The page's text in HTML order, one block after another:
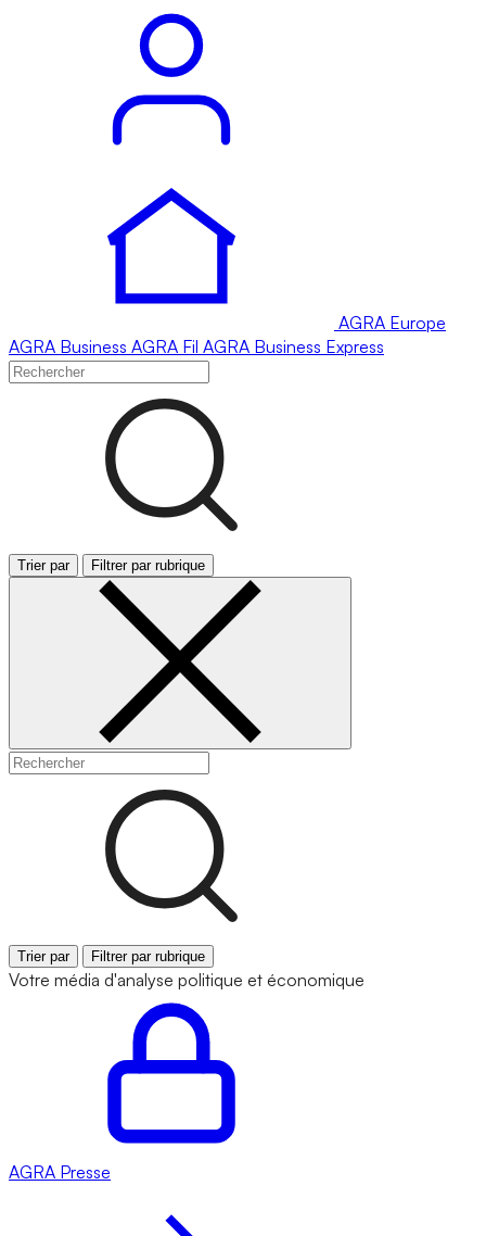
AGRA Europe
AGRA Business AGRA Fil AGRA Business Express
Trier par Filtrer par rubrique
Trier par Filtrer par rubrique
Votre média d'analyse politique et économique
AGRA Presse